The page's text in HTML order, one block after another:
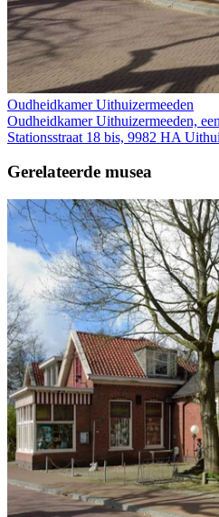
Oudheidkamer Uithuizermeeden
Oudheidkamer Uithuizermeeden,
Stationsstraat 18 bis, 9982 HA
Gerelateerde musea